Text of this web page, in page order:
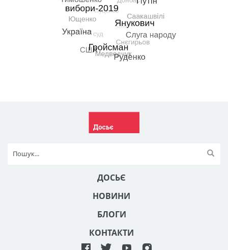
ДОСЬЄ
НОВИНИ
БЛОГИ
КОНТАКТИ